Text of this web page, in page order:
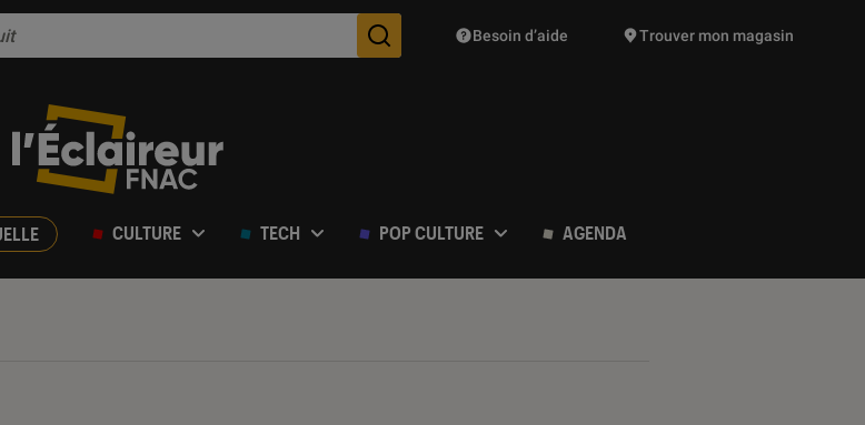
Des suggestions de produits vont vous être proposées
Besoin d’aide Trouver mon magasin
CULTURE TECH POP CULTURE AGENDA